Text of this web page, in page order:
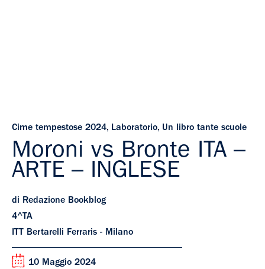
Cime tempestose 2024, Laboratorio, Un libro tante scuole
Moroni vs Bronte ITA –
ARTE – INGLESE
di Redazione Bookblog
4^TA
ITT Bertarelli Ferraris - Milano
10 Maggio 2024